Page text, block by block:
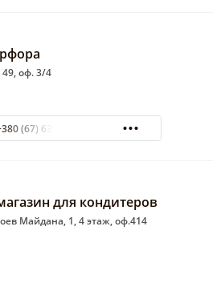
оф. 3/4
(67) 639-06-18
для кондитеров
Майдана, 1, 4 этаж, оф.414